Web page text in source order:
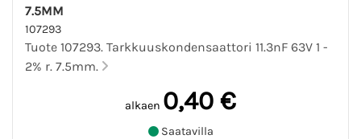
7.5MM
107293
Tuote 107293. Tarkkuuskondensaattori 11.3nF 63V 1 -
2% r. 7.5mm.
alkaen 0,40 €
Saatavilla